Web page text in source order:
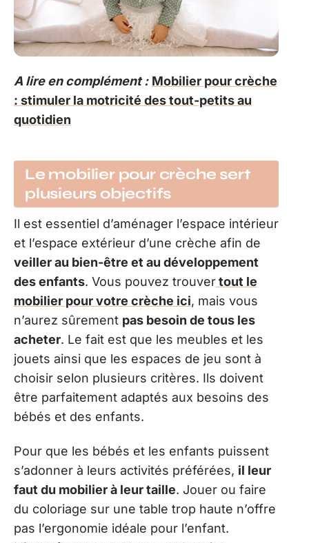
A lire en complément : Mobilier pour crèche
: stimuler la motricité des tout-petits au
quotidien
Le mobilier pour crèche sert
plusieurs objectifs
Il est essentiel d’aménager l’espace intérieur
et l’espace extérieur d’une crèche afin de
veiller au bien-être et au développement
des enfants. Vous pouvez trouvertout le
mobilier pour votre crèche ici, mais vous
n’aurez sûrement pas besoin de tous les
acheter. Le fait est que les meubles et les
jouets ainsi que les espaces de jeu sont à
choisir selon plusieurs critères. Ils doivent
être parfaitement adaptés aux besoins des
bébés et des enfants.
Pour que les bébés et les enfants puissent
s’adonner à leurs activités préférées, il leur
faut du mobilier à leur taille. Jouer ou faire
du coloriage sur une table trop haute n’offre
pas l’ergonomie idéale pour l’enfant.